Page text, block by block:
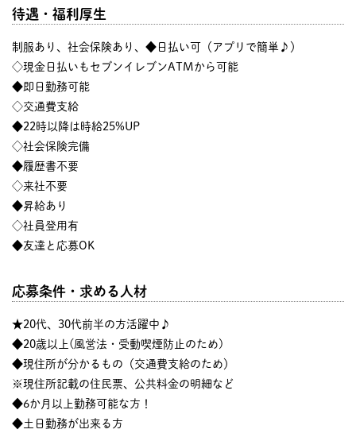
待遇・福利厚生
制服あり、社会保険あり、◆日払い可（アプリで簡単♪）
◇現金日払いもセブンイレブンATMから可能
◆即日勤務可能
◇交通費支給
◆22時以降は時給25%UP
◇社会保険完備
◆履歴書不要
◇来社不要
◆昇給あり
◇社員登用有
◆友達と応募OK
応募条件・求める人材
★20代、30代前半の方活躍中♪
◆20歳以上(風営法・受動喫煙防止のため)
◆現住所が分かるもの（交通費支給のため）
※現住所記載の住民票、公共料金の明細など
◆6か月以上勤務可能な方！
◆土日勤務が出来る方